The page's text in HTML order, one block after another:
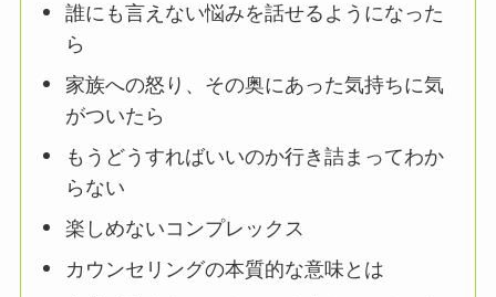
誰にも言えない悩みを話せるようになった
ら
家族への怒り、その奥にあった気持ちに気
がついたら
もうどうすればいいのか行き詰まってわか
らない
楽しめないコンプレックス
カウンセリングの本質的な意味とは